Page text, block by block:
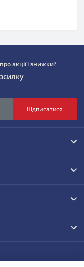
акції і знижки?
Підписатися